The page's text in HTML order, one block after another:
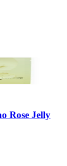
Rose Jelly